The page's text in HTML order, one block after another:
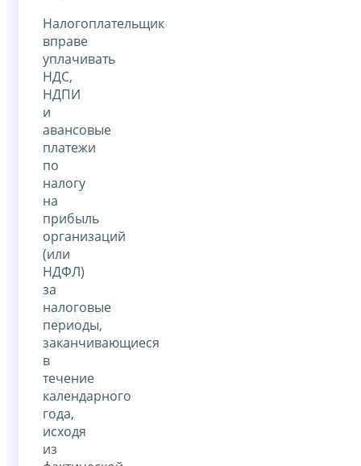
Налогоплательщик
вправе
уплачивать
НДС,
НДПИ
и
авансовые
платежи
по
налогу
на
прибыль
организаций
(или
НДФЛ)
за
налоговые
периоды,
заканчивающиеся
в
течение
календарного
года,
исходя
из